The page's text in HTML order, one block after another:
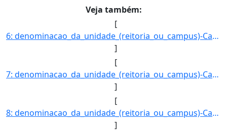
Veja também:
[
6: denominacao_da_unidade_(reitoria_ou_campus)-Campus_Coxim-registro_do_imovel_no_SPIUnet-9065000515004]
]
[
7: denominacao_da_unidade_(reitoria_ou_campus)-Campus_Dourados-registro_do_imovel_no_SPIUnet-9073002125]
]
[
8: denominacao_da_unidade_(reitoria_ou_campus)-Campus_Jardim-registro_do_imovel_no_SPIUnet-909900033500]
]